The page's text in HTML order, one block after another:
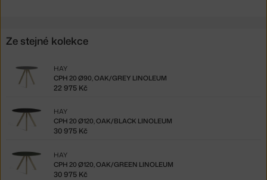
Ze stejné kolekce
CPH 20 Ø90, OAK/GREY LINOLEUM
HAY
22 975 Kč
CPH 20 Ø120, OAK/BLACK LINOLEUM
HAY
30 975 Kč
CPH 20 Ø120, OAK/GREEN LINOLEUM
HAY
30 975 Kč